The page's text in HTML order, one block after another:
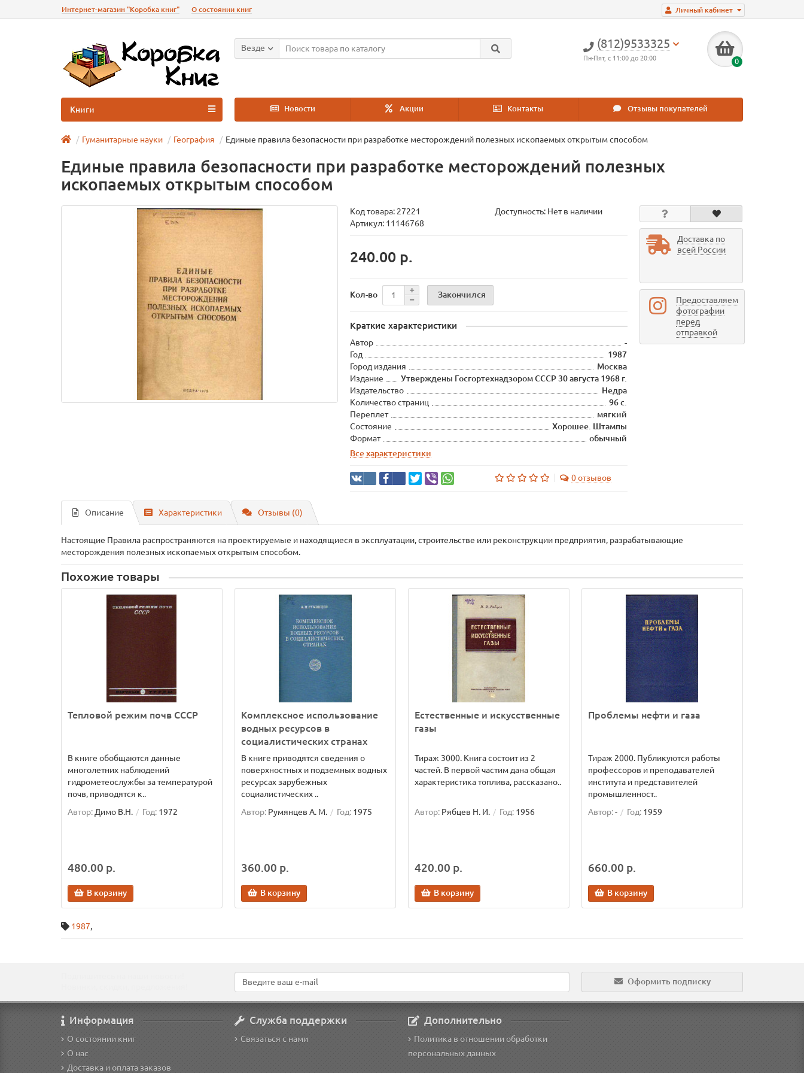
Личный кабинет
Интернет-магазин "Коробка книг" О состоянии книг
(812)9533325
Пн-Пят, с 11:00 до 20:00 0
Везде
Новости Акции Контакты Отзывы покупателей
Книги
Гуманитарные науки География Единые правила безопасности при разработке месторождений полезных ископаемых открытым способом
Единые правила безопасности при разработке месторождений полезных
ископаемых открытым способом
Код товара: 27221
Доступность: Нет в наличии
Артикул: 11146768
240.00 р.
Кол-во Закончился
Краткие характеристики
Автор
-
Год
1987
Город издания
Москва
Издание
Утверждены Госгортехнадзором СССР 30 августа 1968 г.
Издательство
Недра
Количество страниц
96 с.
Переплет
мягкий
Состояние
Хорошее. Штампы
Формат
обычный
Все характеристики
0 отзывов
Доставка по
всей России
Предоставляем
фотографии
перед
отправкой
Описание Характеристики Отзывы (0)
Настоящие Правила распространяются на проектируемые и находящиеся в эксплуатации, строительстве или реконструкции предприятия, разрабатывающие
месторождения полезных ископаемых открытым способом.
Похожие товары
Тепловой режим почв СССР
В книге обобщаются данные
многолетних наблюдений
гидрометеослужбы за температурой
почв, приводятся к..
Автор: Димо В.Н. Год: 1972
480.00 р.
В корзину
Комплексное использование
водных ресурсов в
социалистических странах
В книге приводятся сведения о
поверхностных и подземных водных
ресурсах зарубежных
социалистических ..
Автор: Румянцев А. М. Год: 1975
360.00 р.
В корзину
Естественные и искусственные
газы
Тираж 3000. Книга состоит из 2
частей. В первой частим дана общая
характеристика топлива, рассказано..
Автор: Рябцев Н. И. Год: 1956
420.00 р.
В корзину
Проблемы нефти и газа
Тираж 2000. Публикуются работы
профессоров и преподавателей
института и представителей
промышленност..
Автор:- Год: 1959
660.00 р.
В корзину
1987,
Оформить подписку
Информация
О состоянии книг
О нас
Доставка и оплата заказов
Служба поддержки
Связаться с нами
Дополнительно
Политика в отношении обработки
персональных данных